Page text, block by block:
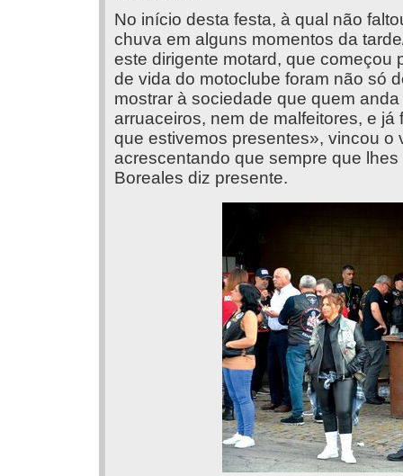
No início desta festa, à qual não
chuva em alguns momentos da
este dirigente motard, que começou
de vida do motoclube foram não só
mostrar à sociedade que quem
arruaceiros, nem de malfeitores, e
que estivemos presentes», vincou o
acrescentando que sempre que
Boreales diz presente.